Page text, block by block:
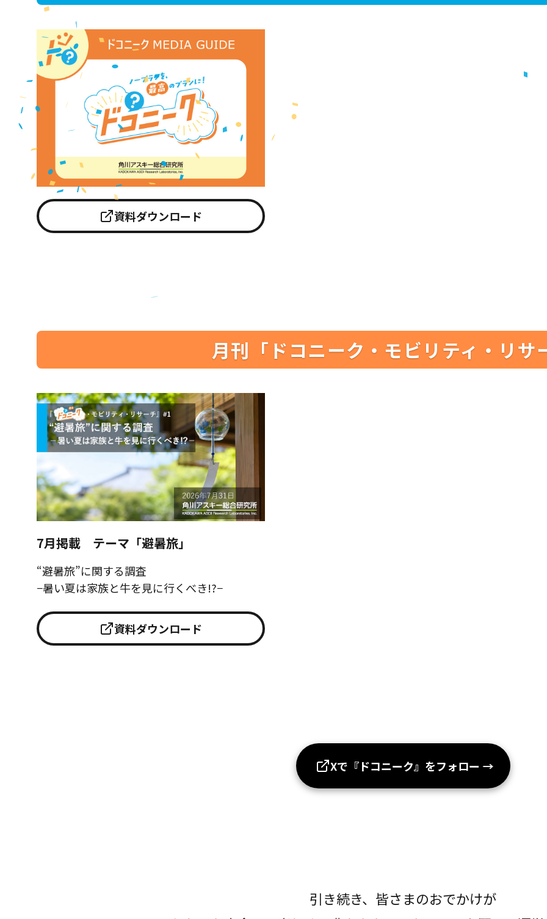
資料ダウンロード
月刊「ドコニーク・モビリティ・リサ
7月掲載 テーマ「避暑旅」
“避暑旅”に関する調査
−暑い夏は家族と牛を見に行くべき!?−
資料ダウンロード
Xで『ドコニーク』をフォロー →
引き続き、皆さまのおでかけが